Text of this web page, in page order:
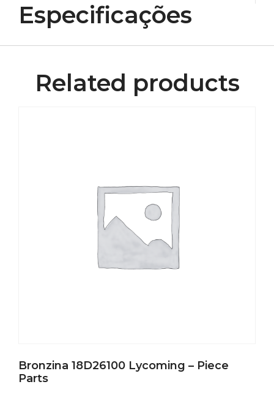
Especificações
Related products
Bronzina 18D26100 Lycoming – Piece
Parts